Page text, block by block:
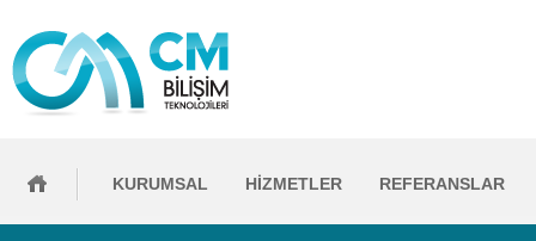
KURUMSAL HİZMETLER REFERANSLAR